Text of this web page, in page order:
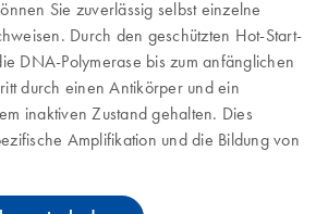
Sie zuverlässig selbst einzelne
Durch den geschützten Hot-Start-
DNA-Polymerase bis zum anfänglichen
durch einen Antikörper und ein
inaktiven Zustand gehalten. Dies
Amplifikation und die Bildung von